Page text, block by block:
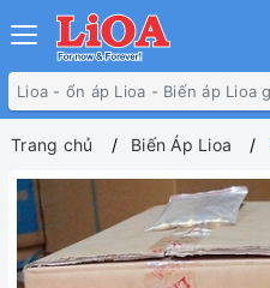
Trang chủ Biến Áp Lioa